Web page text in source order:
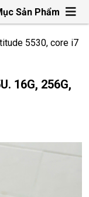
Sản Phẩm
5530, core i7
16G, 256G,